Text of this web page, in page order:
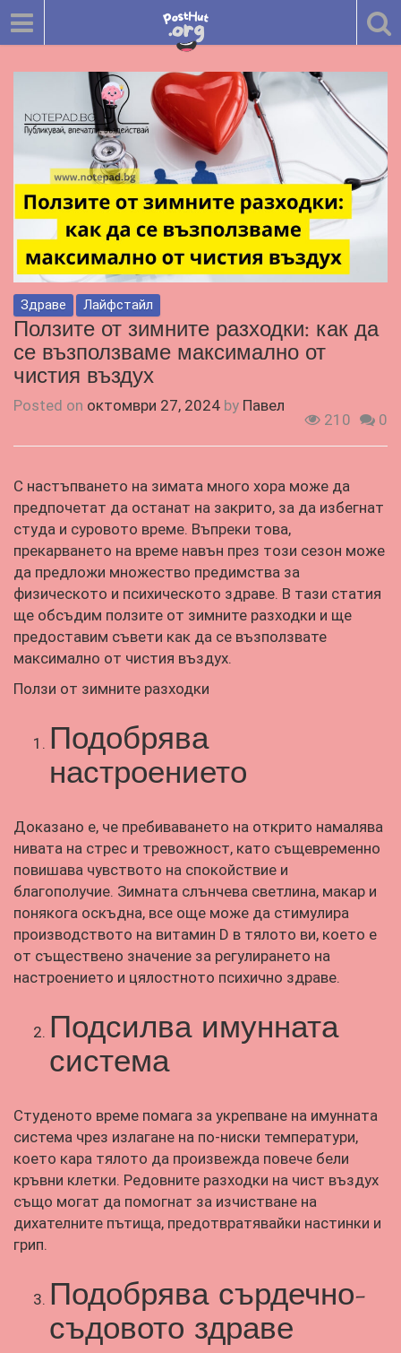
Здраве Лайфстайл
Ползите от зимните разходки: как да
се възползваме максимално от
чистия въздух
Posted on октомври 27, 2024 by Павел
210
0
С настъпването на зимата много хора може да
предпочетат да останат на закрито, за да избегнат
студа и суровото време. Въпреки това,
прекарването на време навън през този сезон може
да предложи множество предимства за
физическото и психическото здраве. В тази статия
ще обсъдим ползите от зимните разходки и ще
предоставим съвети как да се възползвате
максимално от чистия въздух.
Ползи от зимните разходки
Подобрява
настроението
Доказано е, че пребиваването на открито намалява
нивата на стрес и тревожност, като същевременно
повишава чувството на спокойствие и
благополучие. Зимната слънчева светлина, макар и
понякога оскъдна, все още може да стимулира
производството на витамин D в тялото ви, което е
от съществено значение за регулирането на
настроението и цялостното психично здраве.
Подсилва имунната
система
Студеното време помага за укрепване на имунната
система чрез излагане на по-ниски температури,
което кара тялото да произвежда повече бели
кръвни клетки. Редовните разходки на чист въздух
също могат да помогнат за изчистване на
дихателните пътища, предотвратявайки настинки и
грип.
Подобрява сърдечно-
съдовото здраве